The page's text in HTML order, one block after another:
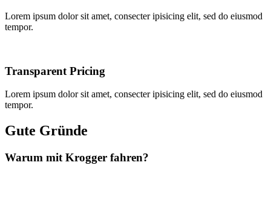
Lorem ipsum dolor sit amet, consecter ipisicing elit, sed do eiusmod
tempor.
Transparent Pricing
Lorem ipsum dolor sit amet, consecter ipisicing elit, sed do eiusmod
tempor.
Gute Gründe
Warum mit Krogger fahren?